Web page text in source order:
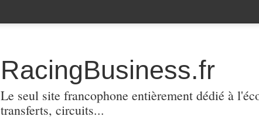
RacingBusiness.fr
Le seul site francophone entièrement dédié à
transferts, circuits...